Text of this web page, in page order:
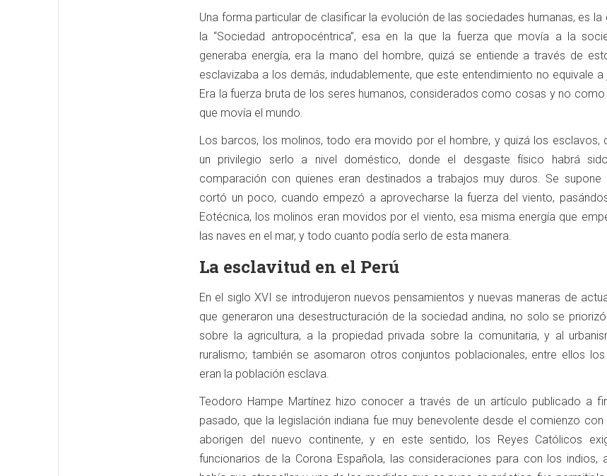
Una forma particular de clasificar la evolución de las sociedades humanas, es la
la “Sociedad antropocéntrica”, esa en la que la fuerza que movía a la
generaba energía, era la mano del hombre, quizá se entiende a través de
esclavizaba a los demás, indudablemente, que este entendimiento no equivale a
Era la fuerza bruta de los seres humanos, considerados como cosas y no como
que movía el mundo.
Los barcos, los molinos, todo era movido por el hombre, y quizá los esclavos,
un privilegio serlo a nivel doméstico, donde el desgaste físico habrá
comparación con quienes eran destinados a trabajos muy duros. Se supone
cortó un poco, cuando empezó a aprovecharse la fuerza del viento,
Eotécnica, los molinos eran movidos por el viento, esa misma energía que
las naves en el mar, y todo cuanto podía serlo de esta manera.
La esclavitud en el Perú
En el siglo XVI se introdujeron nuevos pensamientos y nuevas maneras de
que generaron una desestructuración de la sociedad andina, no solo se
sobre la agricultura, a la propiedad privada sobre la comunitaria, y al
ruralismo; también se asomaron otros conjuntos poblacionales, entre ellos
eran la población esclava.
Teodoro Hampe Martínez hizo conocer a través de un artículo publicado a
pasado, que la legislación indiana fue muy benevolente desde el comienzo
aborigen del nuevo continente, y en este sentido, los Reyes Católicos
funcionarios de la Corona Española, las consideraciones para con los indios,